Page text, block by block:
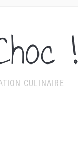
!
CULINAIRE